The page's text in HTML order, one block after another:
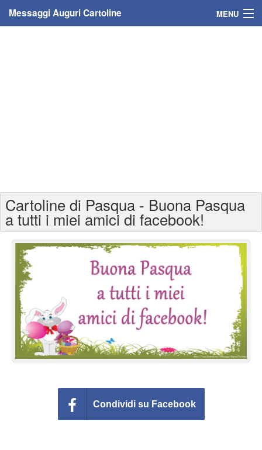
Messaggi Auguri Cartoline MENU
Cartoline auguri anni
Cartoline giorni anno
Cartoline giorni settimana
Cartoline musicali
Cartoline animate
Accedi
Cartoline di Pasqua - Buona Pasqua
a tutti i miei amici di facebook!
Condividi su Facebook